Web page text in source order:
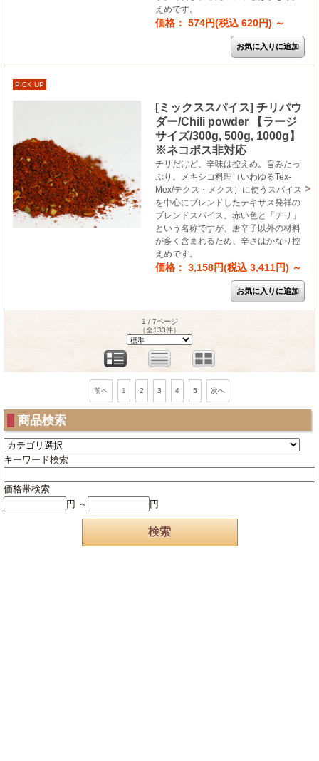
えめです。
価格： 574円(税込 620円) ～
PICK UP
[ミックススパイス] チリパウ
ダー/Chili powder 【ラージ
サイズ/300g, 500g, 1000g】
※ネコポス非対応
チリだけど、辛味は控えめ。旨みたっ
ぷり。メキシコ料理（いわゆるTex-
Mex/テクス・メクス）に使うスパイス
を中心にブレンドしたテキサス発祥の
ブレンドスパイス。赤い色と「チリ」
という名称ですが、唐辛子以外の材料
が多く含まれるため、辛さはかなり控
えめです。
価格： 3,158円(税込 3,411円) ～
1 / 7ページ
（全133件）
前へ 1 2 3 4 5 次へ
商品検索
キーワード検索
価格帯検索
円 ～
円